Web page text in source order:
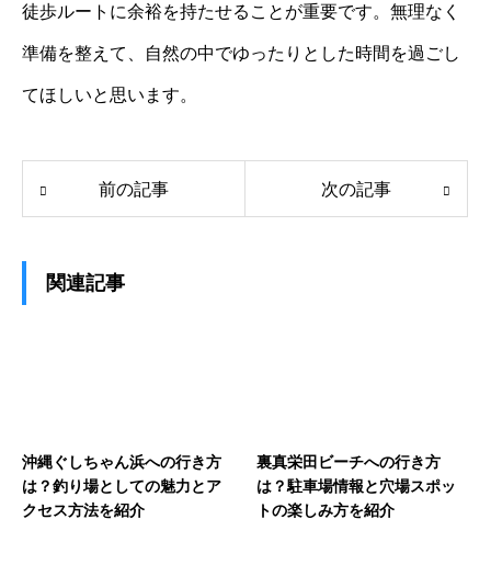
徒歩ルートに余裕を持たせることが重要です。無理なく
準備を整えて、自然の中でゆったりとした時間を過ごし
てほしいと思います。
前の記事 次の記事
関連記事
沖縄ぐしちゃん浜への行き方
は？釣り場としての魅力とア
クセス方法を紹介
裏真栄田ビーチへの行き方
は？駐車場情報と穴場スポッ
トの楽しみ方を紹介